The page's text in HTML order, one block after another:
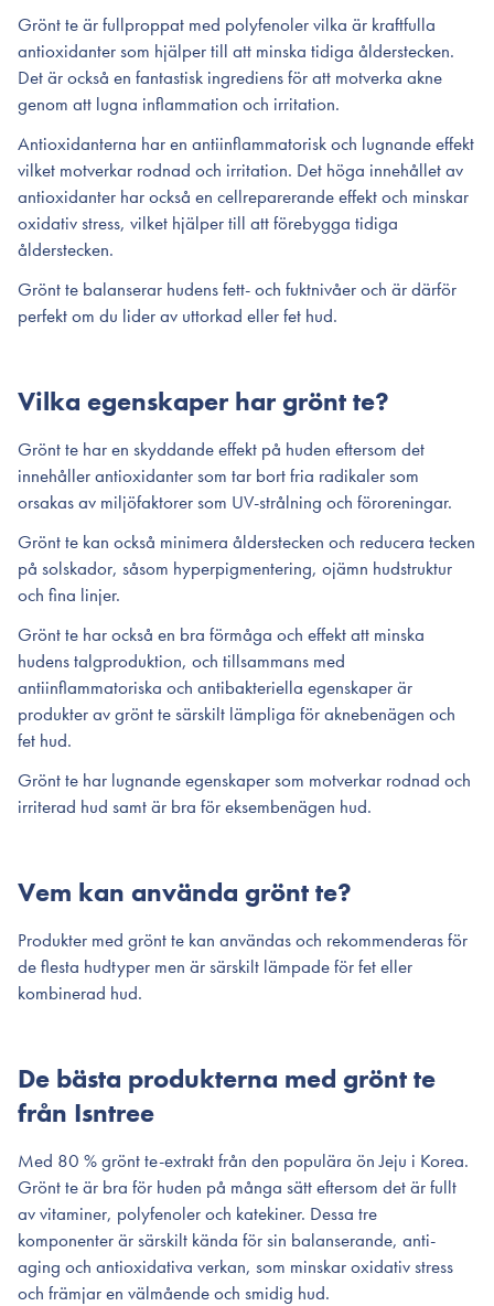
Grönt te är fullproppat med polyfenoler vilka är kraftfulla
antioxidanter som hjälper till att minska tidiga ålderstecken.
Det är också en fantastisk ingrediens för att motverka akne
genom att lugna inflammation och irritation.
Antioxidanterna har en antiinflammatorisk och lugnande effekt
vilket motverkar rodnad och irritation. Det höga innehållet av
antioxidanter har också en cellreparerande effekt och minskar
oxidativ stress, vilket hjälper till att förebygga tidiga
ålderstecken.
Grönt te balanserar hudens fett- och fuktnivåer och är därför
perfekt om du lider av uttorkad eller fet hud.
Vilka egenskaper har grönt te?
Grönt te har en skyddande effekt på huden eftersom det
innehåller antioxidanter som tar bort fria radikaler som
orsakas av miljöfaktorer som UV-strålning och föroreningar.
Grönt te kan också minimera ålderstecken och reducera tecken
på solskador, såsom hyperpigmentering, ojämn hudstruktur
och fina linjer.
Grönt te har också en bra förmåga och effekt att minska
hudens talgproduktion, och tillsammans med
antiinflammatoriska och antibakteriella egenskaper är
produkter av grönt te särskilt lämpliga för aknebenägen och
fet hud.
Grönt te har lugnande egenskaper som motverkar rodnad och
irriterad hud samt är bra för eksembenägen hud.
Vem kan använda grönt te?
Produkter med grönt te kan användas och rekommenderas för
de flesta hudtyper men är särskilt lämpade för fet eller
kombinerad hud.
De bästa produkterna med grönt te
från Isntree
Med 80 % grönt te-extrakt från den populära ön Jeju i Korea.
Grönt te är bra för huden på många sätt eftersom det är fullt
av vitaminer, polyfenoler och katekiner. Dessa tre
komponenter är särskilt kända för sin balanserande, anti-
aging och antioxidativa verkan, som minskar oxidativ stress
och främjar en välmående och smidig hud.